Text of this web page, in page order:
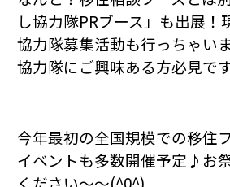
し協力隊PRブース」も出展！
協力隊募集活動も行っちゃい
協力隊にご興味ある方必見で
今年最初の全国規模での移住
イベントも多数開催予定♪お
ください～～(^0^)